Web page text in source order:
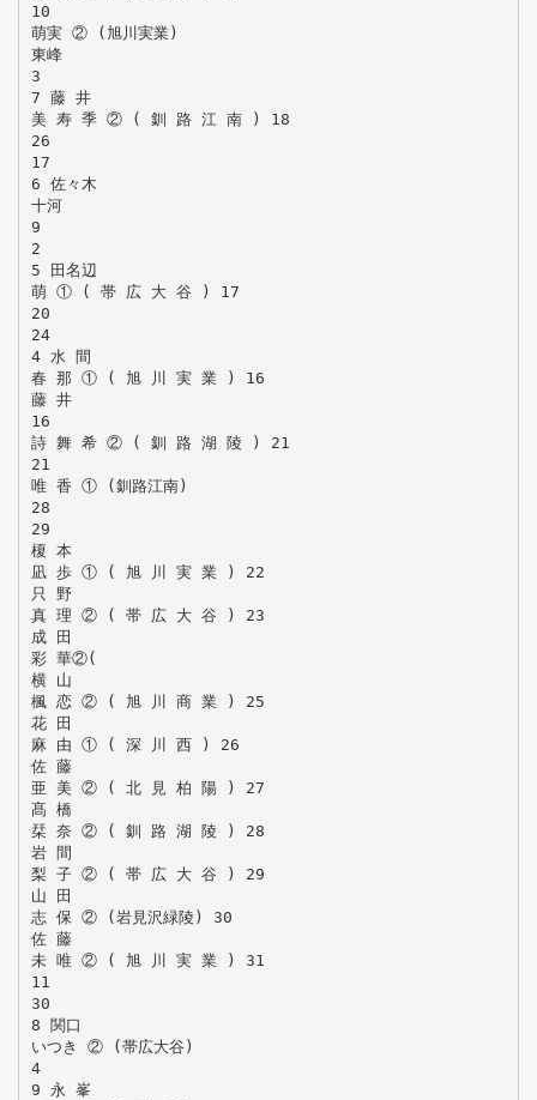
10
萌実 ② (旭川実業)
東峰
3
7 藤 井
美 寿 季 ② ( 釧 路 江 南 ) 18
26
17
6 佐々木
十河
9
2
5 田名辺
萌 ① ( 帯 広 大 谷 ) 17
20
24
4 水 間
春 那 ① ( 旭 川 実 業 ) 16
藤 井
16
詩 舞 希 ② ( 釧 路 湖 陵 ) 21
21
唯 香 ① (釧路江南)
28
29
榎 本
凪 歩 ① ( 旭 川 実 業 ) 22
只 野
真 理 ② ( 帯 広 大 谷 ) 23
成 田
彩 華②(
横 山
楓 恋 ② ( 旭 川 商 業 ) 25
花 田
麻 由 ① ( 深 川 西 ) 26
佐 藤
亜 美 ② ( 北 見 柏 陽 ) 27
髙 橋
栞 奈 ② ( 釧 路 湖 陵 ) 28
岩 間
梨 子 ② ( 帯 広 大 谷 ) 29
山 田
志 保 ② (岩見沢緑陵) 30
佐 藤
未 唯 ② ( 旭 川 実 業 ) 31
11
30
8 関口
いつき ② (帯広大谷)
4
9 永 峯